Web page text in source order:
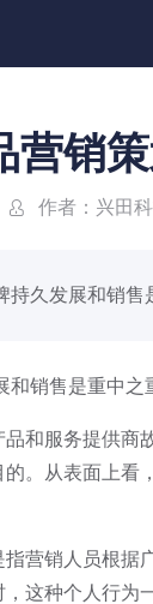
营销
 作者：兴田
持久发展和销
销售是重中之
服务提供商
。从表面上
销人员根据广
这种个人行为